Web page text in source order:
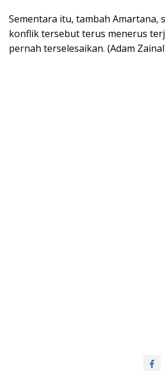
Sementara itu, tambah Amartana,
konflik tersebut terus menerus
pernah terselesaikan. (Adam